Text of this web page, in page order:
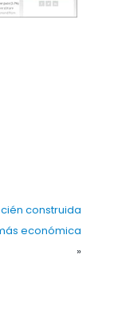
construida
económica
»